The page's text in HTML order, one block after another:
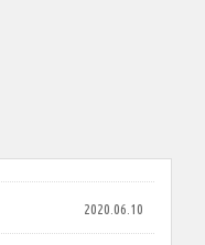
2020.06.10